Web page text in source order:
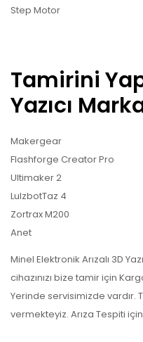
Step Motor
Tamirini
Yazıcı
Makergear
Flashforge Creator Pro
Ultimaker 2
LulzbotTaz 4
Zortrax M200
Anet
Minel Elektronik Arızalı 3D
cihazınızı bize tamir için
Yerinde servisimizde vardır.
vermekteyiz. Arıza Tespiti